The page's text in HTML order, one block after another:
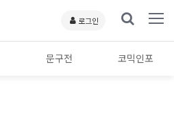
로그인
문구전 코믹인포